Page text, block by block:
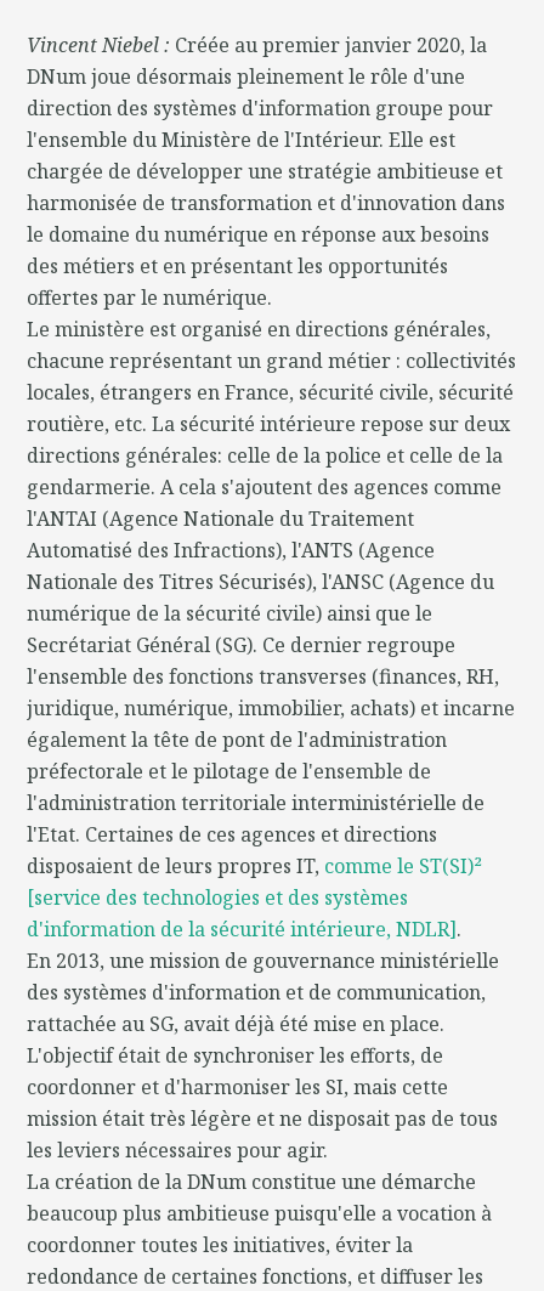
Vincent Niebel : Créée au premier janvier 2020, la
DNum joue désormais pleinement le rôle d'une
direction des systèmes d'information groupe pour
l'ensemble du Ministère de l'Intérieur. Elle est
chargée de développer une stratégie ambitieuse et
harmonisée de transformation et d'innovation dans
le domaine du numérique en réponse aux besoins
des métiers et en présentant les opportunités
offertes par le numérique.
Le ministère est organisé en directions générales,
chacune représentant un grand métier : collectivités
locales, étrangers en France, sécurité civile, sécurité
routière, etc. La sécurité intérieure repose sur deux
directions générales: celle de la police et celle de la
gendarmerie. A cela s'ajoutent des agences comme
l'ANTAI (Agence Nationale du Traitement
Automatisé des Infractions), l'ANTS (Agence
Nationale des Titres Sécurisés), l'ANSC (Agence du
numérique de la sécurité civile) ainsi que le
Secrétariat Général (SG). Ce dernier regroupe
l'ensemble des fonctions transverses (finances, RH,
juridique, numérique, immobilier, achats) et incarne
également la tête de pont de l'administration
préfectorale et le pilotage de l'ensemble de
l'administration territoriale interministérielle de
l'Etat. Certaines de ces agences et directions
disposaient de leurs propres IT, comme le ST(SI)²
[service des technologies et des systèmes
d'information de la sécurité intérieure, NDLR].
En 2013, une mission de gouvernance ministérielle
des systèmes d'information et de communication,
rattachée au SG, avait déjà été mise en place.
L'objectif était de synchroniser les efforts, de
coordonner et d'harmoniser les SI, mais cette
mission était très légère et ne disposait pas de tous
les leviers nécessaires pour agir.
La création de la DNum constitue une démarche
beaucoup plus ambitieuse puisqu'elle a vocation à
coordonner toutes les initiatives, éviter la
redondance de certaines fonctions, et diffuser les